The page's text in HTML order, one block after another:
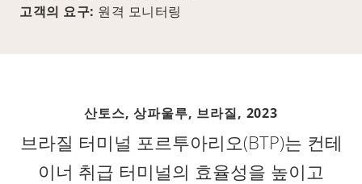
고객의 요구: 원격 모니터링
산토스, 상파울루, 브라질, 2023
브라질 터미널 포르투아리오(BTP)는 컨테
이너 취급 터미널의 효율성을 높이고